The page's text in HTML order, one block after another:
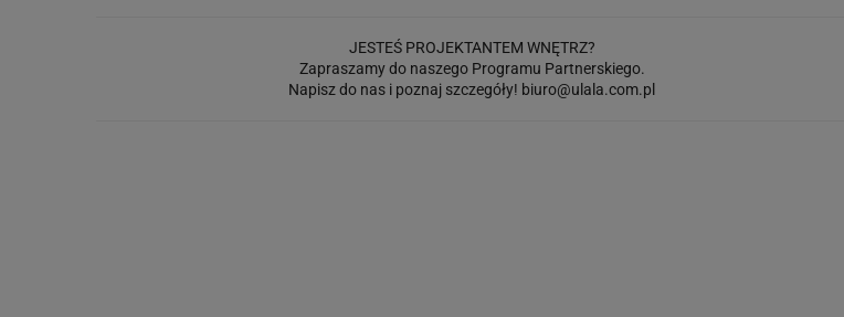
JESTEŚ PROJEKTANTEM WNĘTRZ?
Zapraszamy do naszego Programu Partnerskiego.
Napisz do nas i poznaj szczegóły! biuro@ulala.com.pl